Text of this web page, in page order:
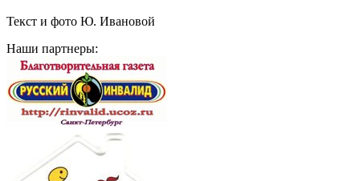
Текст и фото Ю. Ивановой
Наши партнеры: